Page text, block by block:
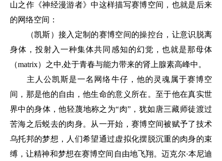
山之作《神经漫游者》中这样描写赛博空间，也就是后来
的网络空间：
（凯斯）接入定制的赛博空间的操控台，让意识脱离
身体，投射入一种集体共同感知的幻觉，也就是那母体
（matrix）之中,处于青春与能力带来的肾上腺素高峰中。
主人公凯斯是一名网络牛仔，他的灵魂属于赛博空
间，那是他的自由，他生命的意义所在。至于他在真实世
界中的身体，他轻蔑地称之为“肉”，犹如唐三藏师徒渡过
苦海之后蜕去的肉身。从一开始，赛博空间被赋予了技术
乌托邦的梦想，人们希望通过虚拟化摆脱沉重的肉身的束
缚，让精神和梦想在赛博空间自由地飞翔。迈克尔·本尼迪